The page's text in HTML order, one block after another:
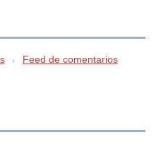
Feed de comentarios